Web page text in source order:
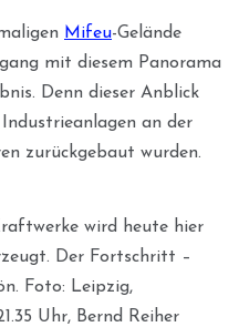
Mifeu-Gelände
mit diesem Panorama
Denn dieser Anblick
an der
zurückgebaut wurden.
wird heute hier
Der Fortschritt –
Foto: Leipzig,
Uhr, Bernd Reiher